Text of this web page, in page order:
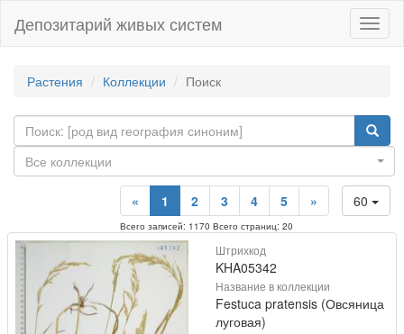
Депозитарий живых систем
Растения Коллекции Поиск
Все коллекции
60
« 1 2 3 4 5 »
Всего записей: 1170 Всего страниц: 20
Штрихкод
KHA05342
Название в коллекции
Festuca pratensis (Овсяница
луговая)